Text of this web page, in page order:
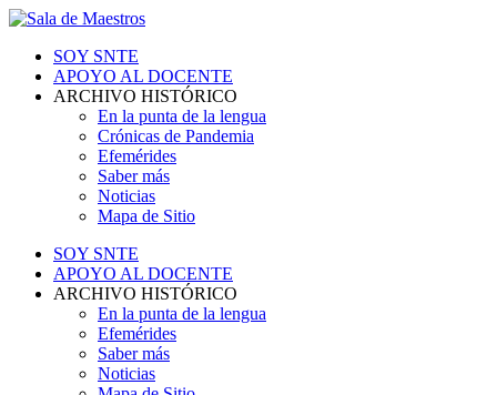
SOY SNTE
APOYO AL DOCENTE
ARCHIVO HISTÓRICO
En la punta de la lengua
Crónicas de Pandemia
Efemérides
Saber más
Noticias
Mapa de Sitio
SOY SNTE
APOYO AL DOCENTE
ARCHIVO HISTÓRICO
En la punta de la lengua
Efemérides
Saber más
Noticias